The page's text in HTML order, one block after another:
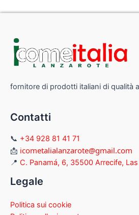
fornitore di prodotti italiani di qualità
Contatti
📞 +34 928 81 41 71
📩 icometalialanzarote@gmail.com
📍 C. Panamá, 6, 35500 Arrecife,
Legale
Politica sui cookie